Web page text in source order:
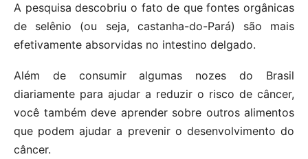
A pesquisa descobriu o fato de que fontes orgânicas
de selênio (ou seja, castanha-do-Pará) são mais
efetivamente absorvidas no intestino delgado.
Além de consumir algumas nozes do Brasil
diariamente para ajudar a reduzir o risco de câncer,
você também deve aprender sobre outros alimentos
que podem ajudar a prevenir o desenvolvimento do
câncer.